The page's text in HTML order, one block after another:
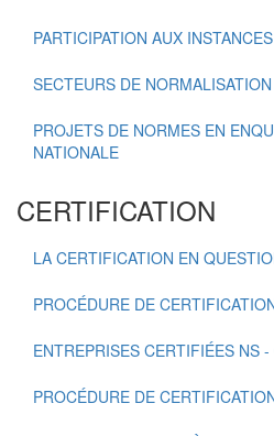
PARTICIPATION AUX
SECTEURS DE
PROJETS DE NORMES EN
NATIONALE
CERTIFICATION
LA CERTIFICATION EN
PROCÉDURE DE
ENTREPRISES CERTIFIÉES NS
PROCÉDURE DE